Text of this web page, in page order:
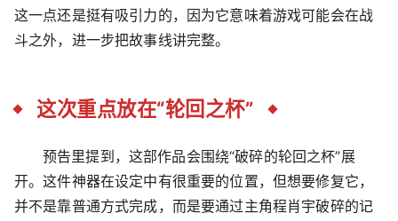
这一点还是挺有吸引力的，因为它意味着游戏可能会在战
斗之外，进一步把故事线讲完整。
这次重点放在“轮回之杯”
预告里提到，这部作品会围绕“破碎的轮回之杯”展
开。这件神器在设定中有很重要的位置，但想要修复它，
并不是靠普通方式完成，而是要通过主角程肖宇破碎的记